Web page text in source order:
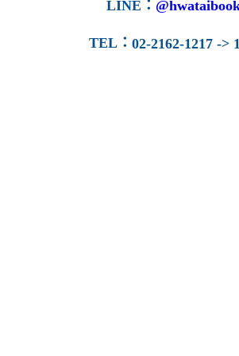
LINE ：
TEL： 02-2162-1217 ->